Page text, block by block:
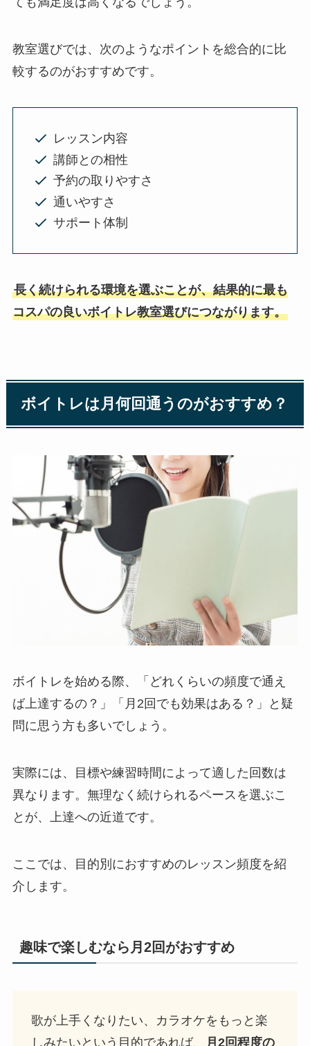
教室選びでは、次のようなポイントを総合的に比
較するのがおすすめです。
レッスン内容
講師との相性
予約の取りやすさ
通いやすさ
サポート体制
長く続けられる環境を選ぶことが、結果的に最も
コスパの良いボイトレ教室選びにつながります。
ボイトレは月何回通うのがおすすめ？
ボイトレを始める際、「どれくらいの頻度で通え
ば上達するの？」「月2回でも効果はある？」と疑
問に思う方も多いでしょう。
実際には、目標や練習時間によって適した回数は
異なります。無理なく続けられるペースを選ぶこ
とが、上達への近道です。
ここでは、目的別におすすめのレッスン頻度を紹
介します。
趣味で楽しむなら月2回がおすすめ
歌が上手くなりたい、カラオケをもっと楽
しみたいという目的であれば、
月2回程度の